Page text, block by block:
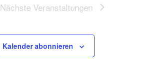
Nächste Veranstaltungen
Kalender abonnieren